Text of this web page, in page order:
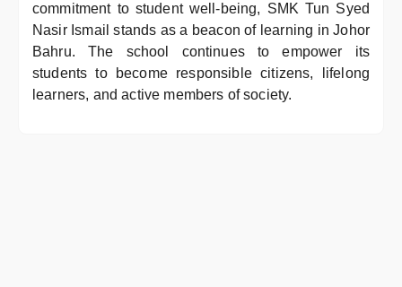
commitment to student well-being, SMK Tun Syed
Nasir Ismail stands as a beacon of learning in Johor
Bahru. The school continues to empower its
students to become responsible citizens, lifelong
learners, and active members of society.